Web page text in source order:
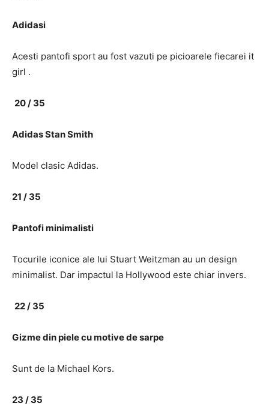
Adidasi
Acesti pantofi sport au fost vazuti pe picioarele fiecarei it
girl .
20 / 35
Adidas Stan Smith
Model clasic Adidas.
21 / 35
Pantofi minimalisti
Tocurile iconice ale lui Stuart Weitzman au un design
minimalist. Dar impactul la Hollywood este chiar invers.
22 / 35
Gizme din piele cu motive de sarpe
Sunt de la Michael Kors.
23 / 35